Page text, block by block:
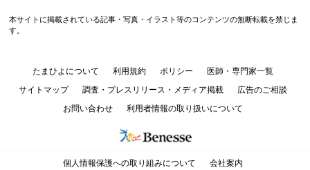
本サイトに掲載されている記事・写真・イラスト等のコンテンツの無断転載を禁じま
す。
たまひよについて 利用規約 ポリシー
医師・専門家一覧
サイトマップ
調査・プレスリリース・メディア掲載
広告のご相談
お問い合わせ
利用者情報の取り扱いについて
個人情報保護への取り組みについて 会社案内